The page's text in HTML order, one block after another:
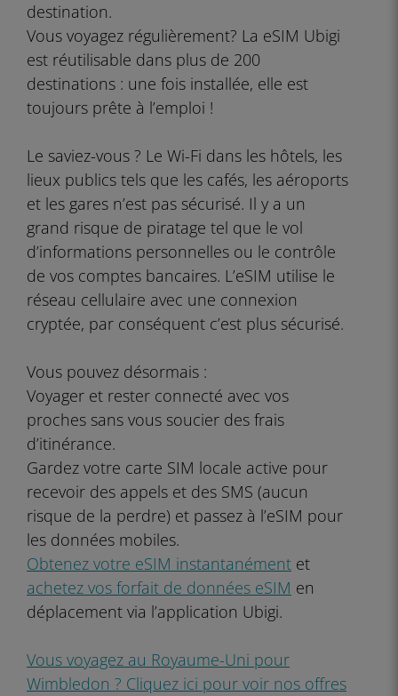
destination.
Vous voyagez régulièrement? La eSIM Ubigi
est réutilisable dans plus de 200
destinations : une fois installée, elle est
toujours prête à l’emploi !
Le saviez-vous ? Le Wi-Fi dans les hôtels, les
lieux publics tels que les cafés, les aéroports
et les gares n’est pas sécurisé. Il y a un
grand risque de piratage tel que le vol
d’informations personnelles ou le contrôle
de vos comptes bancaires. L’eSIM utilise le
réseau cellulaire avec une connexion
cryptée, par conséquent c’est plus sécurisé.
Vous pouvez désormais :
Voyager et rester connecté avec vos
proches sans vous soucier des frais
d’itinérance.
Gardez votre carte SIM locale active pour
recevoir des appels et des SMS (aucun
risque de la perdre) et passez à l’eSIM pour
les données mobiles.
Obtenez votre eSIM instantanément et
achetez vos forfait de données eSIM en
déplacement via l’application Ubigi.
Vous voyagez au Royaume-Uni pour
Wimbledon ? Cliquez ici pour voir nos offres